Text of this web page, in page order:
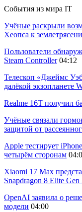
События из мира IT
Учёные раскрыли
Хеопса к
Пользователи
Steam Controller 04:12
Телескоп «Джеймс
далёкой экзопланете
Realme 16T получил
Учёные связали
защитой от
Apple тестирует
четырём сторонам
Xiaomi 17 Max
Snapdragon 8 Elite
OpenAI заявила о
модели 04:00